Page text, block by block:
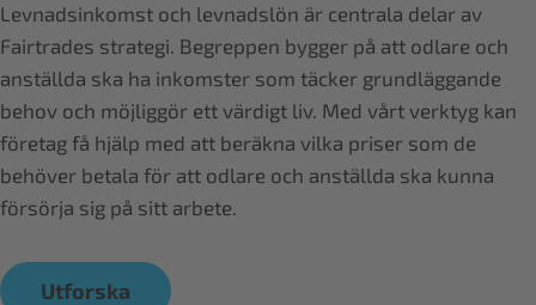
Levnadsinkomst och levnadslön är centrala delar av
Fairtrades strategi. Begreppen bygger på att odlare och
anställda ska ha inkomster som täcker grundläggande
behov och möjliggör ett värdigt liv. Med vårt verktyg kan
företag få hjälp med att beräkna vilka priser som de
behöver betala för att odlare och anställda ska kunna
Utforska